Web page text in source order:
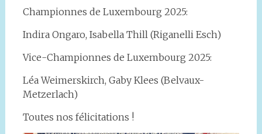
Championnes de Luxembourg 2025:
Indira Ongaro, Isabella Thill (Riganelli Esch)
Vice-Championnes de Luxembourg 2025:
Léa Weimerskirch, Gaby Klees (Belvaux-
Metzerlach)
Toutes nos félicitations !